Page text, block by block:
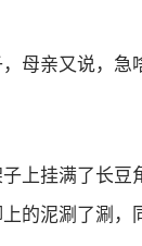
母亲又说，急
上挂满了长豆
的泥涮了涮，